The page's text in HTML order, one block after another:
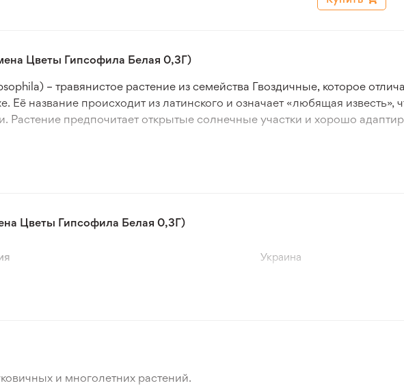
Цветы Гипсофила Белая 0,3Г)
– травянистое растение из семейства Гвоздичные, которое
Её название происходит из латинского и означает «любящая
Растение предпочитает открытые солнечные участки и хорошо
способом в открытый грунт. Взрослое растение формирует
используется во флористике. Её нежные соцветия добавляют
Цветы Гипсофила Белая 0,3Г)
Украина
и многолетних растений.